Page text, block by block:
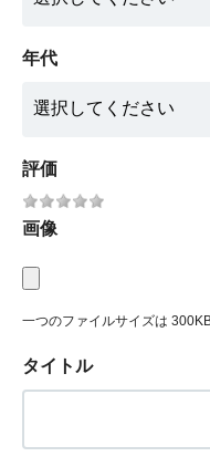
年代
評価
画像
一つのファイルサイズは
タイトル